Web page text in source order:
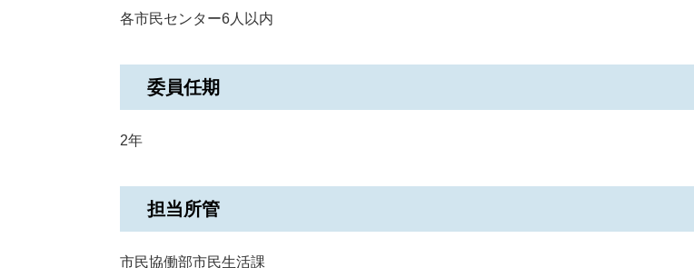
各市民センター6人以内
委員任期
2年
担当所管
市民協働部市民生活課